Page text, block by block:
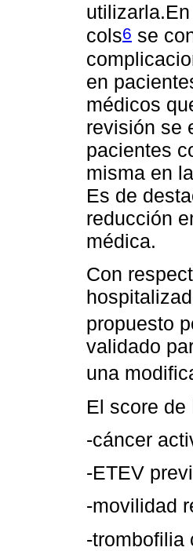
cols6 se
en
médicos
revisión se
pacientes
misma en
Es de
reducción
médica.
Con
propuesto
validado
una
El score
-cáncer
-ETEV
-movilidad
-trombofilia